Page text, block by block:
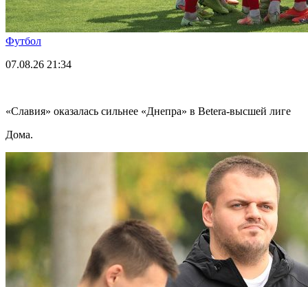
Футбол
07.08.26 21:34
«Славия» оказалась сильнее «Днепра» в Betera-высшей лиге
Дома.